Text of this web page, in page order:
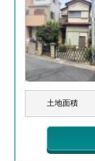
土地面積